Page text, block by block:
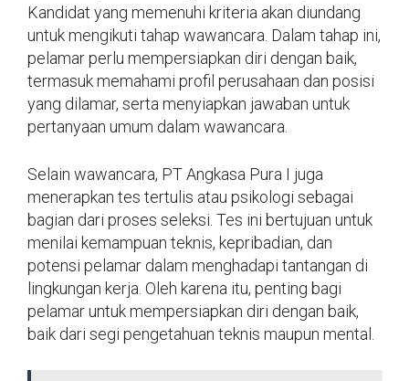
Kandidat yang memenuhi kriteria akan diundang
untuk mengikuti tahap wawancara. Dalam tahap ini,
pelamar perlu mempersiapkan diri dengan baik,
termasuk memahami profil perusahaan dan posisi
yang dilamar, serta menyiapkan jawaban untuk
pertanyaan umum dalam wawancara.
Selain wawancara, PT Angkasa Pura I juga
menerapkan tes tertulis atau psikologi sebagai
bagian dari proses seleksi. Tes ini bertujuan untuk
menilai kemampuan teknis, kepribadian, dan
potensi pelamar dalam menghadapi tantangan di
lingkungan kerja. Oleh karena itu, penting bagi
pelamar untuk mempersiapkan diri dengan baik,
baik dari segi pengetahuan teknis maupun mental.